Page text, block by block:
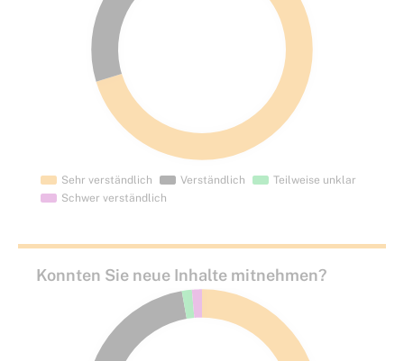
Konnten Sie neue Inhalte mitnehmen?